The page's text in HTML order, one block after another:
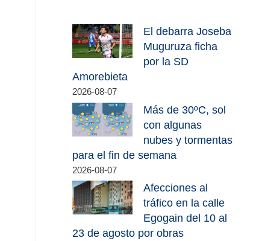
El debarra Joseba
Muguruza ficha
por la SD
Amorebieta
2026-08-07
Más de 30ºC, sol
con algunas
nubes y tormentas
para el fin de semana
2026-08-07
Afecciones al
tráfico en la calle
Egogain del 10 al
23 de agosto por obras